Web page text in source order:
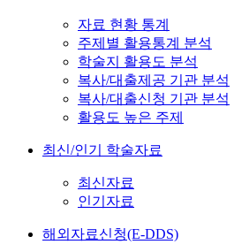
자료 현황 통계
주제별 활용통계 분석
학술지 활용도 분석
복사/대출제공 기관 분석
복사/대출신청 기관 분석
활용도 높은 주제
최신/인기 학술자료
최신자료
인기자료
해외자료신청(E-DDS)